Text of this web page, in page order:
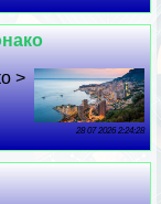
>
28 07 2026 2:24:28